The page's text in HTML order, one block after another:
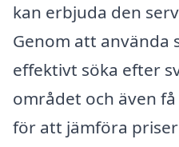
kan erbjuda den
Genom att använda
effektivt söka efter
området och även
för att jämföra